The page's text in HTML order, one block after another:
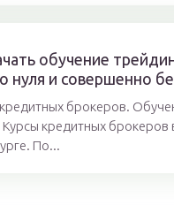
обучение
нуля и совершенно
брокеров.
кредитных брокеров
По...